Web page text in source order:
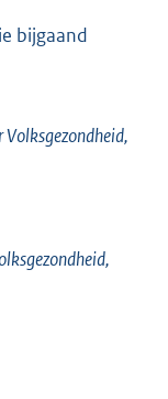
bijgaand
Volksgezondheid,